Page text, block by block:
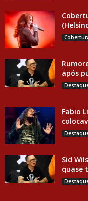
após
Fabio
Sid
quase